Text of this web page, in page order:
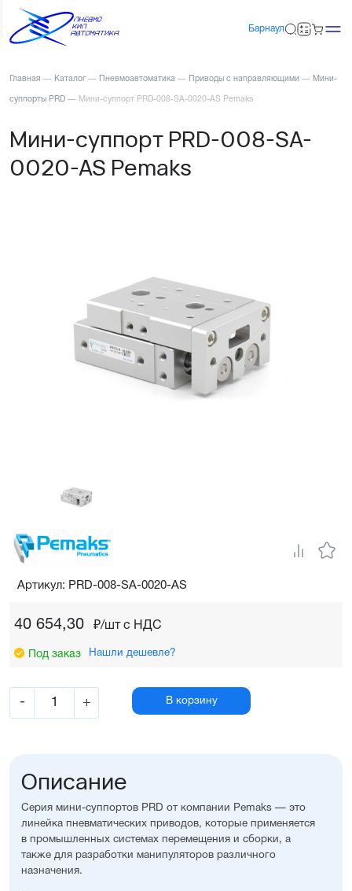
Барнаул
Главная — Каталог — Пневмоавтоматика — Приводы с направляющими — Мини-
суппорты PRD — Мини-суппорт PRD-008-SA-0020-AS Pemaks
Мини-суппорт PRD-008-SA-
0020-AS Pemaks
40 654,30 ₽/шт c НДС
Под заказ Нашли дешевле?
- + В корзину
Артикул: PRD-008-SA-0020-AS
Описание
Серия мини-суппортов PRD от компании Pemaks — это
линейка пневматических приводов, которые применяется
в промышленных системах перемещения и сборки, а
также для разработки манипуляторов различного
назначения.